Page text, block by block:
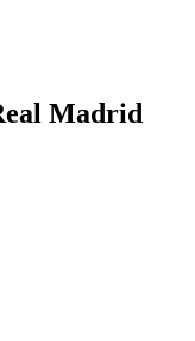
Madrid